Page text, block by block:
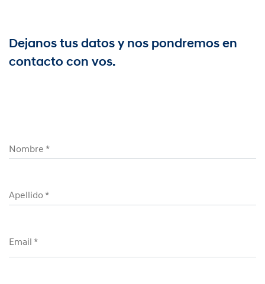
Dejanos tus datos y nos pondremos en
contacto con vos.
Nombre *
Apellido *
Email *